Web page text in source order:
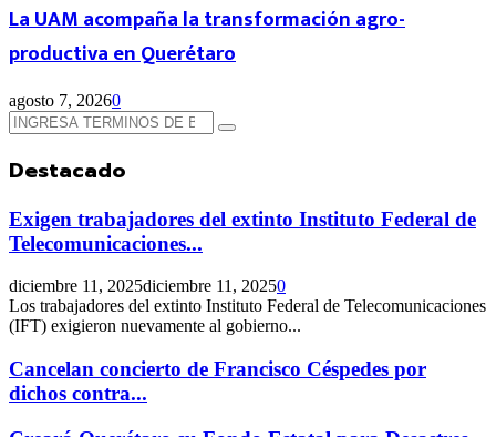
La UAM acompaña la transformación agro-
productiva en Querétaro
agosto 7, 20260
Búsqueda
de:
Búsqueda
Destacado
Exigen trabajadores del extinto Instituto Federal de
Telecomunicaciones...
diciembre 11, 2025diciembre 11, 20250
Los trabajadores del extinto Instituto Federal de Telecomunicaciones
(IFT) exigieron nuevamente al gobierno...
Cancelan concierto de Francisco Céspedes por
dichos contra...